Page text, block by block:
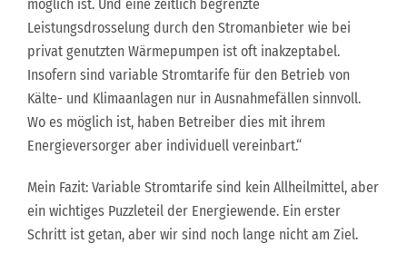
möglich ist. Und eine zeitlich begrenzte
Leistungsdrosselung durch den Stromanbieter wie bei
privat genutzten Wärmepumpen ist oft inakzeptabel.
Insofern sind variable Stromtarife für den Betrieb von
Kälte- und Klimaanlagen nur in Ausnahmefällen sinnvoll.
Wo es möglich ist, haben Betreiber dies mit ihrem
Energieversorger aber individuell vereinbart.“
Mein Fazit: Variable Stromtarife sind kein Allheilmittel, aber
ein wichtiges Puzzleteil der Energiewende. Ein erster
Schritt ist getan, aber wir sind noch lange nicht am Ziel.